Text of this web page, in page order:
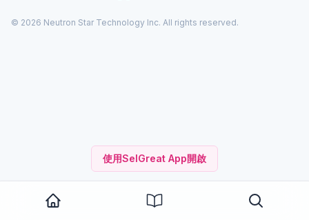
使用SelGreat App開啟
© 2026 Neutron Star Technology Inc. All rights reserved.